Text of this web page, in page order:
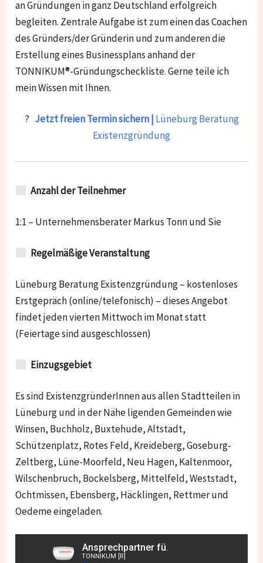
an Gründungen in ganz Deutschland erfolgreich
begleiten. Zentrale Aufgabe ist zum einen das Coachen
des Gründers/der Gründerin und zum anderen die
Erstellung eines Businessplans anhand der
TONNIKUM®-Gründungscheckliste. Gerne teile ich
mein Wissen mit Ihnen.
? Jetzt freien Termin sichern | Lüneburg Beratung
Existenzgründung
Anzahl der Teilnehmer
1:1 – Unternehmensberater Markus Tonn und Sie
Regelmäßige Veranstaltung
Lüneburg Beratung Existenzgründung – kostenloses
Erstgepräch (online/telefonisch) – dieses Angebot
findet jeden vierten Mittwoch im Monat statt
(Feiertage sind ausgeschlossen)
Einzugsgebiet
Es sind ExistenzgründerInnen aus allen Stadtteilen in
Lüneburg und in der Nähe ligenden Gemeinden wie
Winsen, Buchholz, Buxtehude, Altstadt,
Schützenplatz, Rotes Feld, Kreideberg, Goseburg-
Zeltberg, Lüne-Moorfeld, Neu Hagen, Kaltenmoor,
Wilschenbruch, Bockelsberg, Mittelfeld, Weststadt,
Ochtmissen, Ebensberg, Häcklingen, Rettmer und
Oedemeeingeladen.